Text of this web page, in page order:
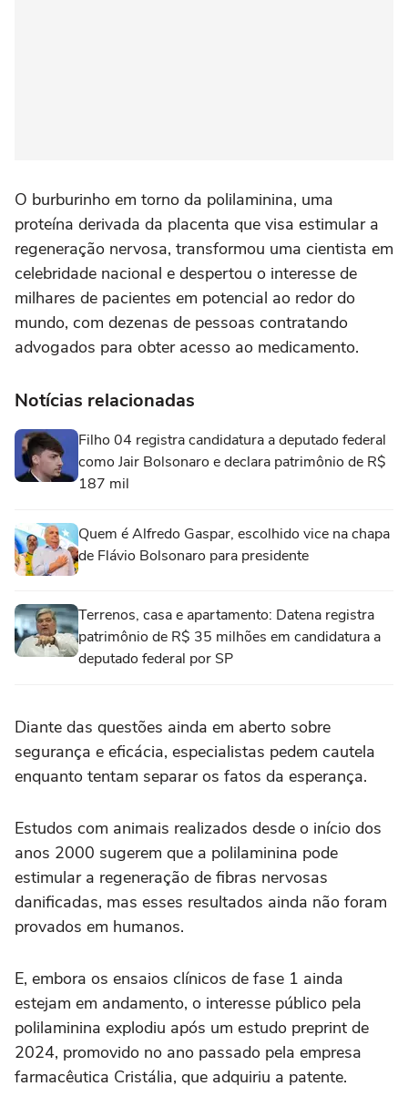
O burburinho em torno da polilaminina, uma
proteína derivada da placenta que visa estimular a
regeneração nervosa, transformou uma cientista em
celebridade nacional e despertou o interesse de
milhares de pacientes em potencial ao redor do
mundo, com dezenas de pessoas contratando
advogados para obter acesso ao medicamento.
Notícias relacionadas
Filho 04 registra candidatura a deputado federal
como Jair Bolsonaro e declara patrimônio de R$
187 mil
Quem é Alfredo Gaspar, escolhido vice na chapa
de Flávio Bolsonaro para presidente
Terrenos, casa e apartamento: Datena registra
patrimônio de R$ 35 milhões em candidatura a
deputado federal por SP
Diante das questões ainda em aberto sobre
segurança e eficácia, especialistas pedem cautela
enquanto tentam separar os fatos da esperança.
Estudos com animais realizados desde o início dos
anos 2000 sugerem que a polilaminina pode
estimular a regeneração de fibras nervosas
danificadas, mas esses resultados ainda não foram
provados em humanos.
E, embora os ensaios clínicos de fase 1 ainda
estejam ⁠em andamento, o interesse público pela
polilaminina explodiu após um estudo preprint de
2024, promovido no ano passado pela empresa
farmacêutica Cristália, que adquiriu a patente.